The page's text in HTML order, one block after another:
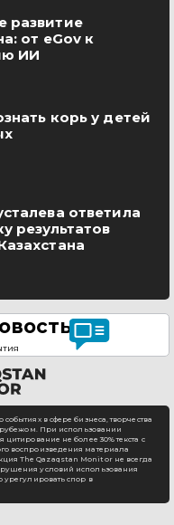
развитие
от eGov к
ИИ
корь у детей
ответила
результатов
в сфере бизнеса, творчества
рубежом. При использовании
не более 30% текста с
воспроизведения материала
The Qazaqstan Monitor не всегда
условий использования
урегулировать спор в